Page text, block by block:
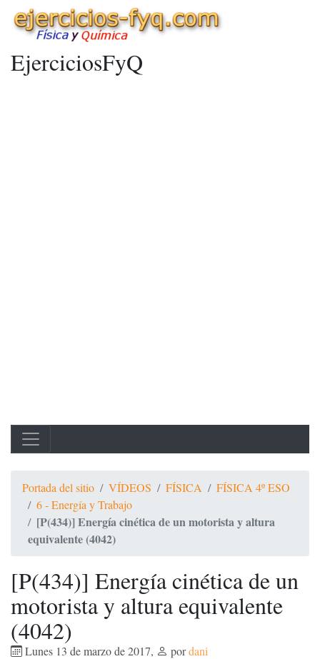
EjerciciosFyQ
Portada del sitio VÍDEOS FÍSICA
FÍSICA 4º ESO
6 - Energía y Trabajo
[P(434)] Energía cinética de un motorista y altura
equivalente (4042)
[P(434)] Energía cinética de un
motorista y altura equivalente
(4042)
Lunes 13 de marzo de 2017, pordani